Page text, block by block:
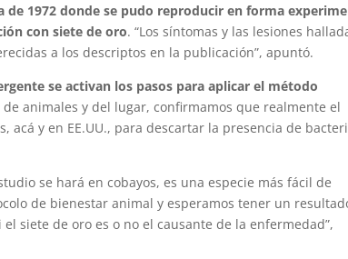
de 1972 donde se pudo reproducir en forma
con siete de oro. “Los síntomas y las lesiones
a los descriptos en la publicación”, apuntó.
se activan los pasos para aplicar el método
de animales y del lugar, confirmamos que realmente el
y en EE.UU., para descartar la presencia de
se hará en cobayos, es una especie más fácil de
de bienestar animal y esperamos tener un
siete de oro es o no el causante de la enfermedad”,